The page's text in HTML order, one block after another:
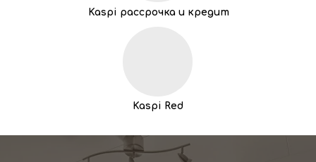
Kaspi рассрочка и кредит
Kaspi Red